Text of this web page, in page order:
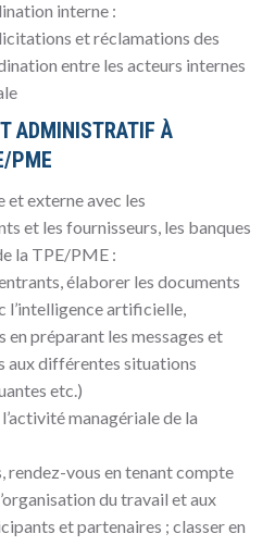
interne :
et réclamations des
entre les acteurs internes
ADMINISTRATIF À
PME
externe avec les
et les fournisseurs, les banques
la TPE/PME :
élaborer les documents
l’intelligence artificielle,
en préparant les messages et
aux différentes situations
etc.)
managériale de la
rendez-vous en tenant compte
du travail et aux
et partenaires ; classer en